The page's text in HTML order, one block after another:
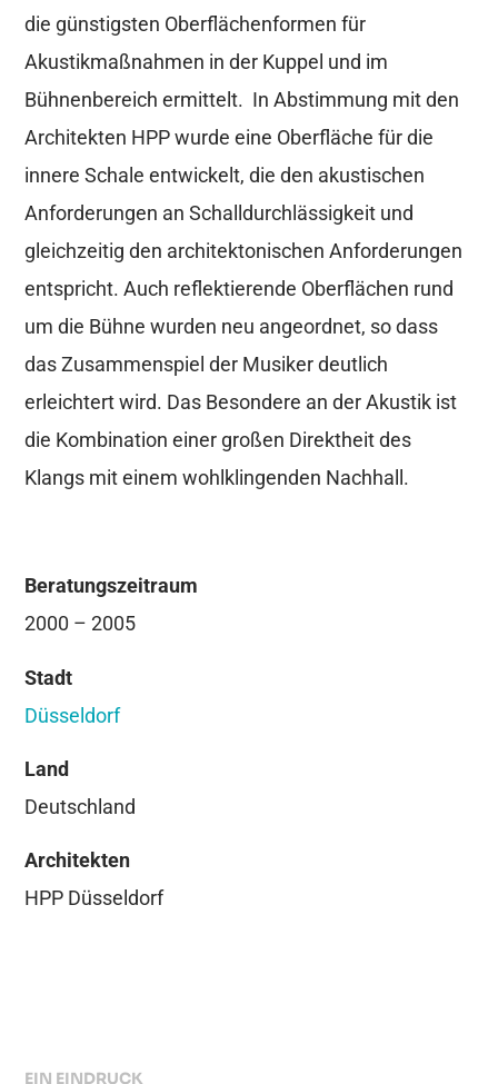
die günstigsten Oberflächenformen für
Akustikmaßnahmen in der Kuppel und im
Bühnenbereich ermittelt. In Abstimmung mit den
Architekten HPP wurde eine Oberfläche für die
innere Schale entwickelt, die den akustischen
Anforderungen an Schalldurchlässigkeit und
gleichzeitig den architektonischen Anforderungen
entspricht. Auch reflektierende Oberflächen rund
um die Bühne wurden neu angeordnet, so dass
das Zusammenspiel der Musiker deutlich
erleichtert wird. Das Besondere an der Akustik ist
die Kombination einer großen Direktheit des
Klangs mit einem wohlklingenden Nachhall.
Beratungszeitraum
2000 – 2005
Stadt
Düsseldorf
Land
Deutschland
Architekten
HPP Düsseldorf
EIN EINDRUCK